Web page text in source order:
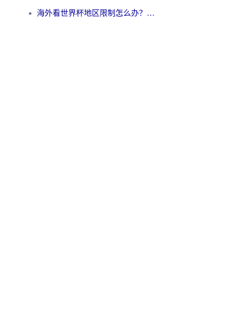
海外看世界杯地区限制怎么办？一篇搞定咪咕视频播放+国内资源无缝访问指南